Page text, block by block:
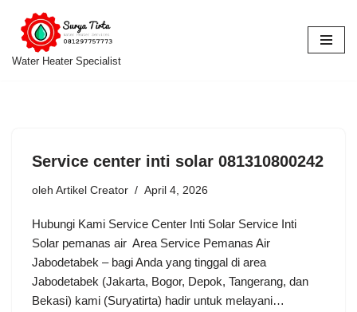
Lompat
ke
Water Heater Specialist
Service center inti solar 081310800242
oleh Artikel Creator April 4, 2026
Hubungi Kami Service Center Inti Solar Service Inti
Solar pemanas air Area Service Pemanas Air
Jabodetabek – bagi Anda yang tinggal di area
Jabodetabek (Jakarta, Bogor, Depok, Tangerang, dan
Bekasi) kami (Suryatirta) hadir untuk melayani…